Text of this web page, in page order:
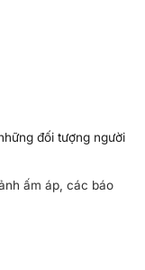
đối tượng người
ấm áp, các báo